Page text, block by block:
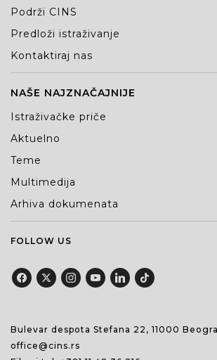
Podrži CINS
Predloži istraživanje
Kontaktiraj nas
NAŠE NAJZNAČAJNIJE
Istraživačke priče
Aktuelno
Teme
Multimedija
Arhiva dokumenata
FOLLOW US
Bulevar despota Stefana 22, 11000
office@cins.rs